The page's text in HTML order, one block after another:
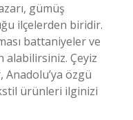
gümüş
ilçelerden biridir.
battaniyeler ve
alabilirsiniz. Çeyiz
özgü
ürünleri ilginizi